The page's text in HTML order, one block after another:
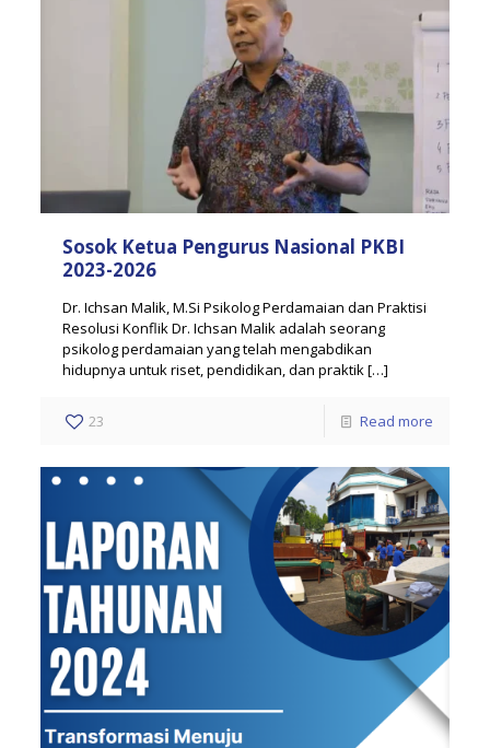
Sosok Ketua Pengurus Nasional PKBI
2023-2026
Dr. Ichsan Malik, M.Si Psikolog Perdamaian dan Praktisi
Resolusi Konflik Dr. Ichsan Malik adalah seorang
psikolog perdamaian yang telah mengabdikan
hidupnya untuk riset, pendidikan, dan praktik[…]
23 Read more